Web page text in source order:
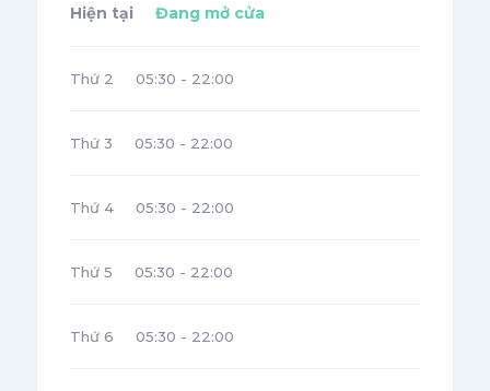
Hiện tại Đang mở cửa
Thứ 2 05:30 - 22:00
Thứ 3 05:30 - 22:00
Thứ 4 05:30 - 22:00
Thứ 5 05:30 - 22:00
Thứ 6 05:30 - 22:00